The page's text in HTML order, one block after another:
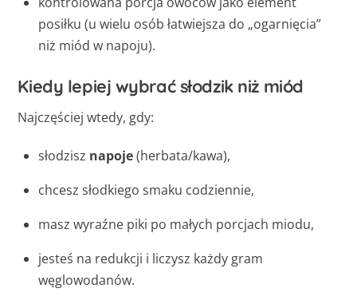
posiłku (u wielu osób łatwiejsza do „ogarnięcia”
niż miód w napoju).
Kiedy lepiej wybrać słodzik niż miód
Najczęściej wtedy, gdy:
słodzisz napoje(herbata/kawa),
chcesz słodkiego smaku codziennie,
masz wyraźne piki po małych porcjach miodu,
jesteś na redukcji i liczysz każdy gram
węglowodanów.